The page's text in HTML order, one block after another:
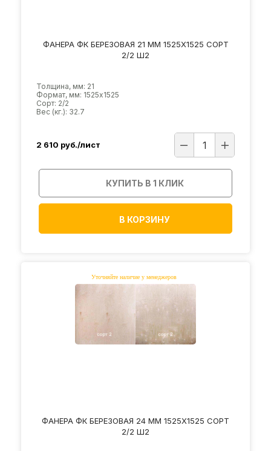
ФАНЕРА ФК БЕРЕЗОВАЯ 21 ММ 1525Х1525 СОРТ
2/2 Ш2
Толщина, мм: 21
Формат, мм: 1525х1525
Сорт: 2/2
Вес (кг.): 32.7
2 610 руб./лист
КУПИТЬ В 1 КЛИК
В КОРЗИНУ
ФАНЕРА ФК БЕРЕЗОВАЯ 24 ММ 1525Х1525 СОРТ
2/2 Ш2